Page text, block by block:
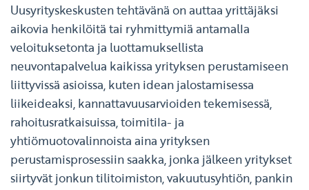
Uusyrityskeskusten tehtävänä on auttaa yrittäjäksi
aikovia henkilöitä tai ryhmittymiä antamalla
veloituksetonta ja luottamuksellista
neuvontapalvelua kaikissa yrityksen perustamiseen
liittyvissä asioissa, kuten idean jalostamisessa
liikeideaksi, kannattavuusarvioiden tekemisessä,
rahoitusratkaisuissa, toimitila- ja
yhtiömuotovalinnoista aina yrityksen
perustamisprosessiin saakka, jonka jälkeen yritykset
siirtyvät jonkun tilitoimiston, vakuutusyhtiön, pankin